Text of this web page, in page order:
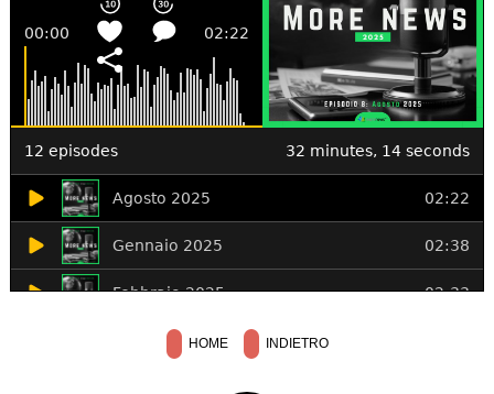
HOME INDIETRO